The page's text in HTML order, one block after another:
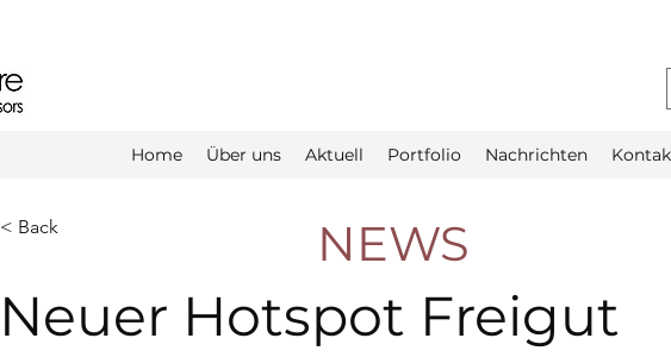
Home Über uns Aktuell Portfolio Nachrichten
< Back NEWS
Neuer Hotspot Freigut